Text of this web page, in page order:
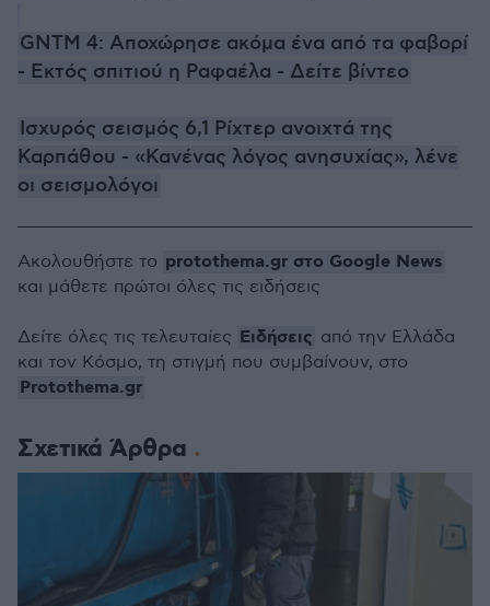
GNTM 4: Αποχώρησε ακόμα ένα από τα φαβορί
- Εκτός σπιτιού η Ραφαέλα - Δείτε βίντεο
Ισχυρός σεισμός 6,1 Ρίχτερ ανοιχτά της
Καρπάθου - «Κανένας λόγος ανησυχίας», λένε
οι σεισμολόγοι
Σχετικά Άρθρα
Ακολουθήστε το protothema.gr στο Google News
και μάθετε πρώτοι όλες τις ειδήσεις
Δείτε όλες τις τελευταίες Ειδήσεις από την Ελλάδα
και τον Κόσμο, τη στιγμή που συμβαίνουν, στο
Protothema.gr